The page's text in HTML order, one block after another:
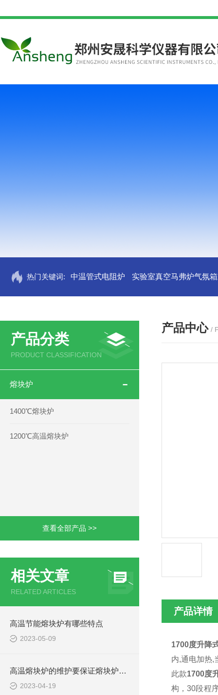
热门关键词: 中温管式电阻炉 实验室真空马弗炉气氛
产品分类
PRODUCT CLASSIFICATION
熔块炉
1400℃熔块炉
1200℃高温熔块炉
查看全部产品 >>
相关文章
RELATED ARTICLES
高温节能熔块炉有哪些特点
2023-05-09
高温熔块炉的维护要保证熔块炉的稳定性
2023-04-19
产品中心 /
产品详情
1700度升降
内,通电加热,
此款1700度
构，30段程